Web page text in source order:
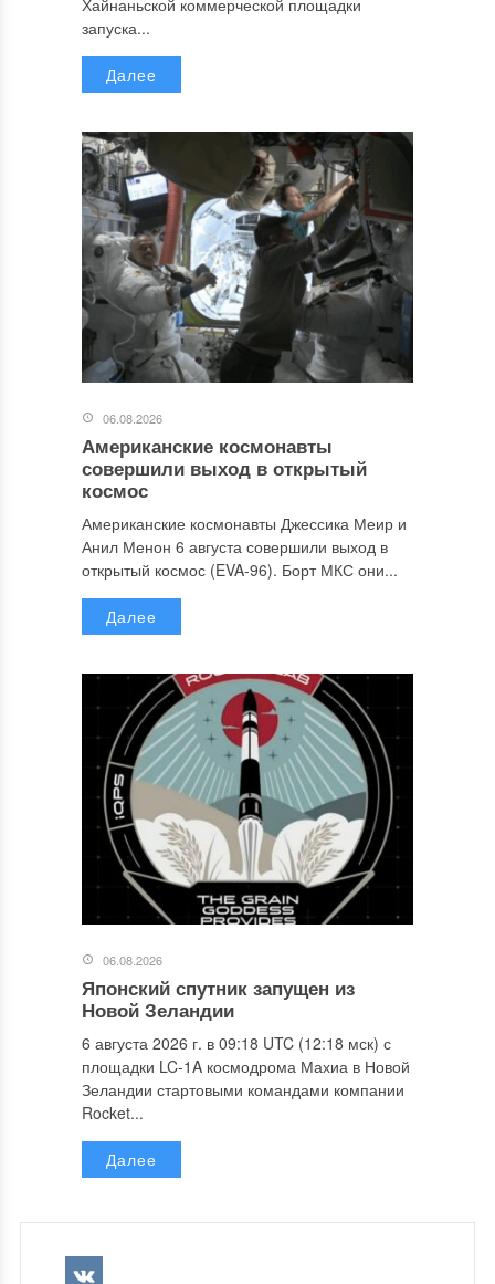
запуска...
Далее
06.08.2026
Американские космонавты
совершили выход в открытый
космос
Американские космонавты Джессика Меир и
Анил Менон 6 августа совершили выход в
открытый космос (EVA-96). Борт МКС они...
Далее
06.08.2026
Японский спутник запущен из
Новой Зеландии
6 августа 2026 г. в 09:18 UTC (12:18 мск) с
площадки LC-1A космодрома Махиа в Новой
Зеландии стартовыми командами компании
Rocket...
Далее